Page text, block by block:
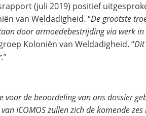
(juli 2019) positief
van Weldadigheid. “De grootste
door armoedebestrijding via werk in
Koloniën van Weldadigheid. “
”
de beoordeling van ons dossier
ICOMOS zullen zich de komende